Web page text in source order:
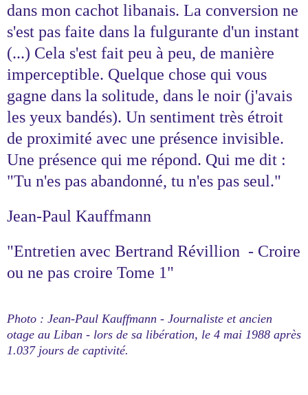
dans mon cachot libanais. La conversion ne
s'est pas faite dans la fulgurante d'un instant
(...) Cela s'est fait peu à peu, de manière
imperceptible. Quelque chose qui vous
gagne dans la solitude, dans le noir (j'avais
les yeux bandés). Un sentiment très étroit
de proximité avec une présence invisible.
Une présence qui me répond. Qui me dit :
"Tu n'es pas abandonné, tu n'es pas seul."
Jean-Paul Kauffmann
"Entretien avec Bertrand Révillion - Croire
ou ne pas croire Tome 1"
Photo : Jean-Paul Kauffmann - Journaliste et ancien
otage au Liban - lors de sa libération, le 4 mai 1988 après
1.037 jours de captivité.